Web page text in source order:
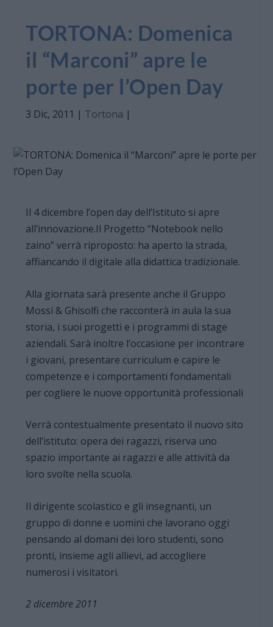
TORTONA: Domenica
il “Marconi” apre le
porte per l’Open Day
3 Dic, 2011 | Tortona |
Il 4 dicembre l’open day dell’Istituto si apre
all’innovazione.Il Progetto “Notebook nello
zaino” verrà riproposto: ha aperto la strada,
affiancando il digitale alla didattica tradizionale.
Alla giornata sarà presente anche il Gruppo
Mossi & Ghisolfi che racconterà in aula la sua
storia, i suoi progetti e i programmi di stage
aziendali. Sarà inoltre l’occasione per incontrare
i giovani, presentare curriculum e capire le
competenze e i comportamenti fondamentali
per cogliere le nuove opportunità professionali
Verrà contestualmente presentato il nuovo sito
dell’istituto: opera dei ragazzi, riserva uno
spazio importante ai ragazzi e alle attività da
loro svolte nella scuola.
Il dirigente scolastico e gli insegnanti, un
gruppo di donne e uomini che lavorano oggi
pensando al domani dei loro studenti, sono
pronti, insieme agli allievi, ad accogliere
numerosi i visitatori.
2 dicembre 2011